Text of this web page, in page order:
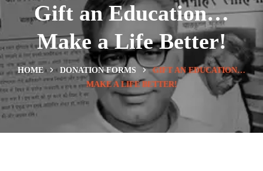
Gift an Education…
Make a Life Better!
HOME DONATION FORMS
GIFT AN EDUCATION…
MAKE A LIFE BETTER!